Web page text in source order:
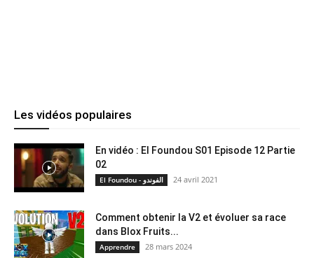
Les vidéos populaires
En vidéo : El Foundou S01 Episode 12 Partie
02
El Foundou - الفوندو 24 avril 2021
Comment obtenir la V2 et évoluer sa race
dans Blox Fruits...
Apprendre 28 mars 2024